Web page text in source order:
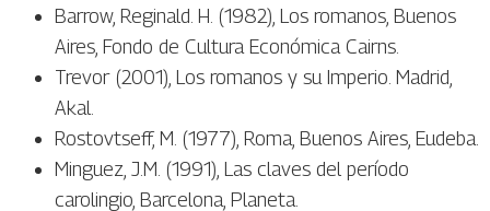
Barrow, Reginald. H. (1982), Los romanos, Buenos
Aires, Fondo de Cultura Económica Cairns.
Trevor (2001), Los romanos y su Imperio. Madrid,
Akal.
Rostovtseff, M. (1977), Roma, Buenos Aires, Eudeba.
Minguez, J.M. (1991), Las claves del período
carolingio, Barcelona, Planeta.